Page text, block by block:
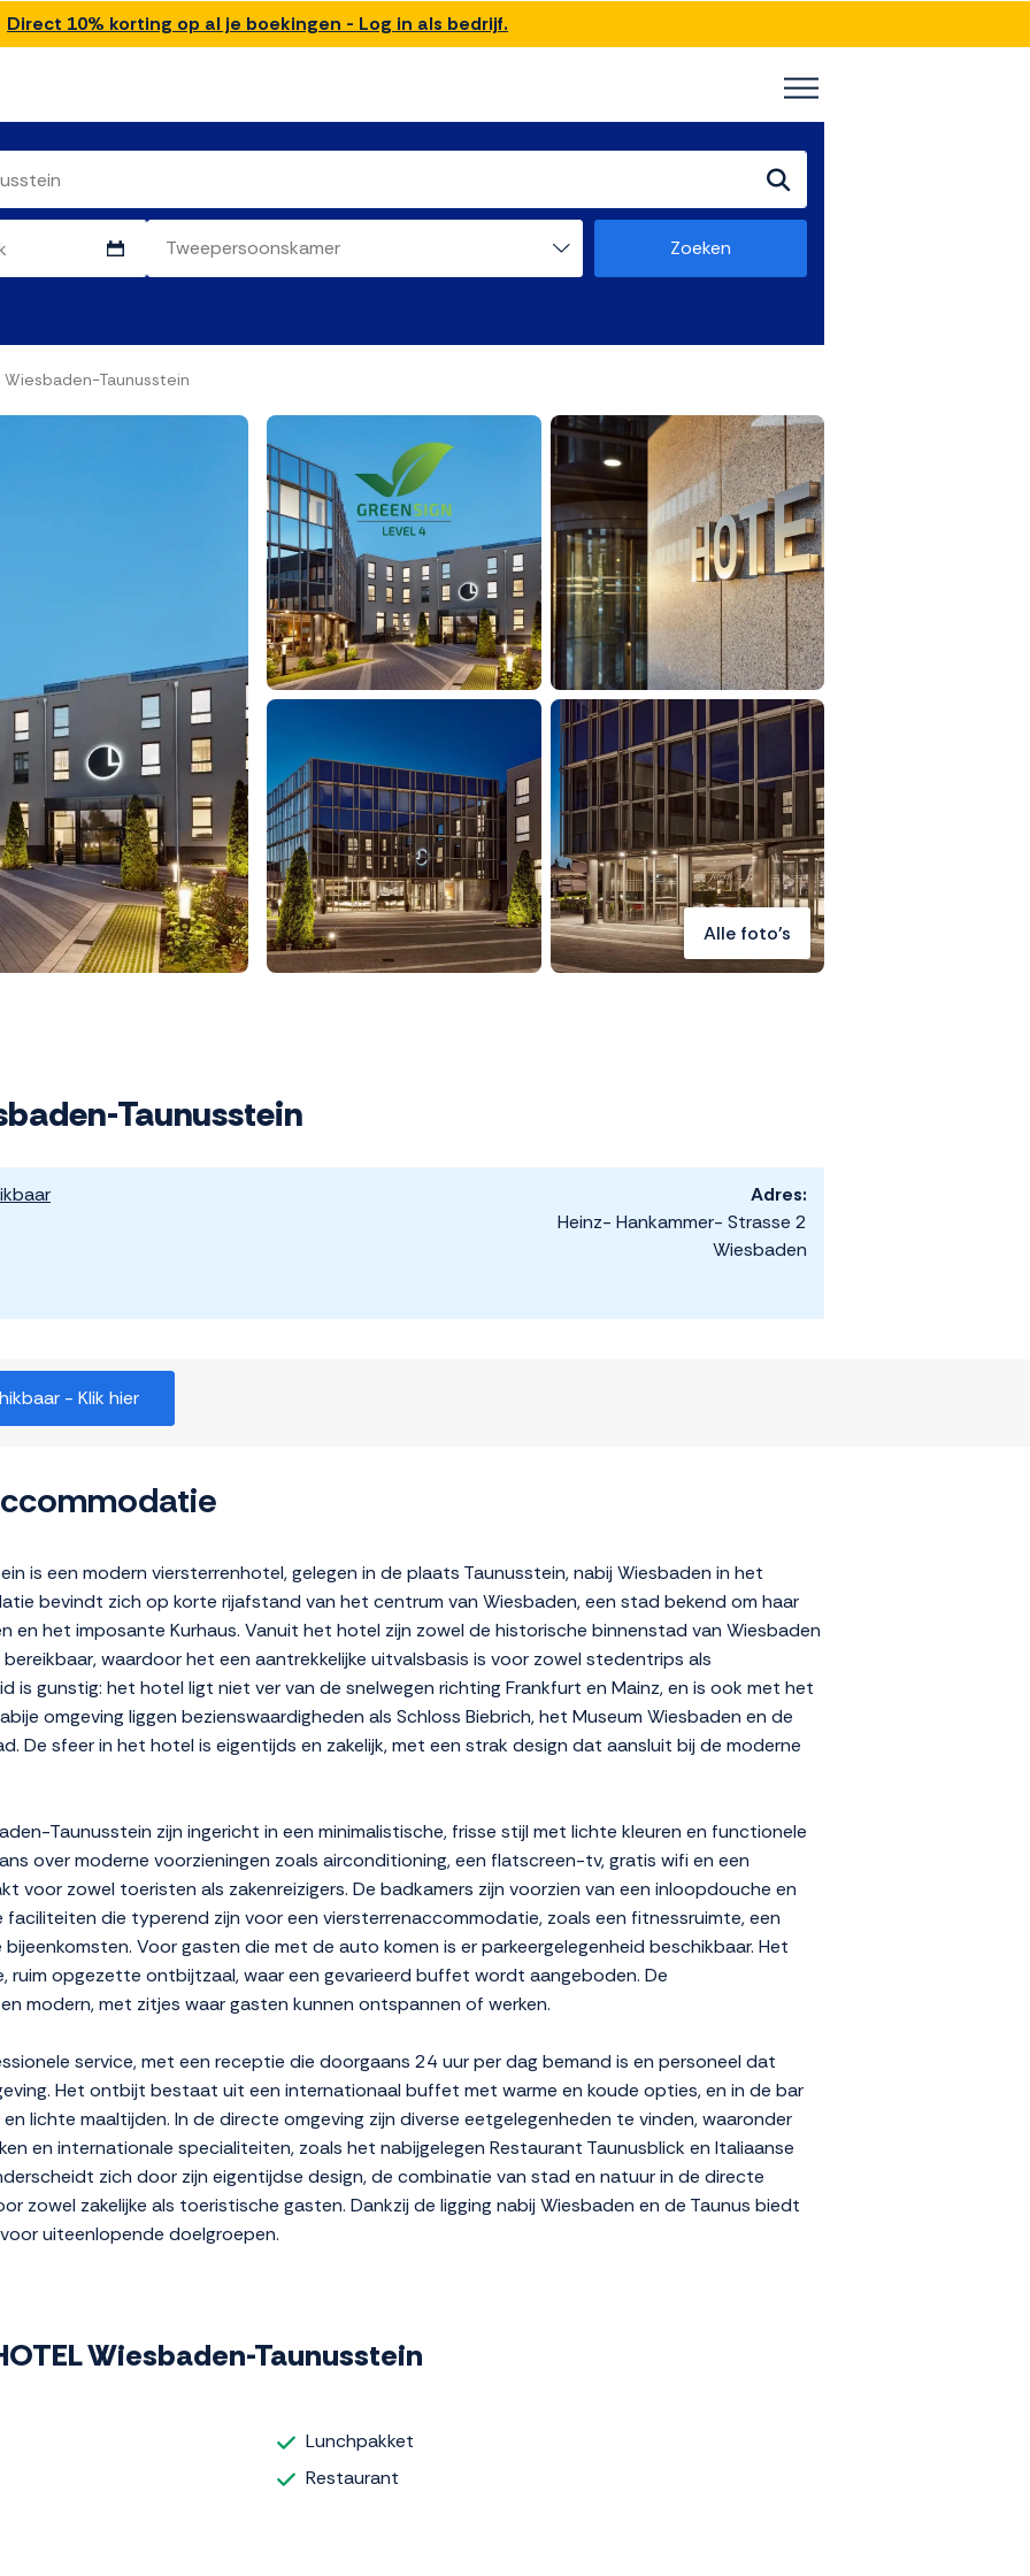
Direct 10% korting op al je boekingen - Log in als bedrijf.
Zoeken
Wiesbaden-Taunusstein
Alle foto's
Taunusstein
Adres:
Heinz- Hankammer- Strasse 2
Wiesbaden
- Klik hier
is een modern viersterrenhotel, gelegen in de plaats Taunusstein, nabij Wiesbaden in het
bevindt zich op korte rijafstand van het centrum van Wiesbaden, een stad bekend om haar
en het imposante Kurhaus. Vanuit het hotel zijn zowel de historische binnenstad van Wiesbaden
waardoor het een aantrekkelijke uitvalsbasis is voor zowel stedentrips als
is gunstig: het hotel ligt niet ver van de snelwegen richting Frankfurt en Mainz, en is ook met het
omgeving liggen bezienswaardigheden als Schloss Biebrich, het Museum Wiesbaden en de
De sfeer in het hotel is eigentijds en zakelijk, met een strak design dat aansluit bij de moderne
Taunusstein zijn ingericht in een minimalistische, frisse stijl met lichte kleuren en functionele
over moderne voorzieningen zoals airconditioning, een flatscreen-tv, gratis wifi en een
voor zowel toeristen als zakenreizigers. De badkamers zijn voorzien van een inloopdouche en
die typerend zijn voor een viersterrenaccommodatie, zoals een fitnessruimte, een
bijeenkomsten. Voor gasten die met de auto komen is er parkeergelegenheid beschikbaar. Het
ruim opgezette ontbijtzaal, waar een gevarieerd buffet wordt aangeboden. De
modern, met zitjes waar gasten kunnen ontspannen of werken.
service, met een receptie die doorgaans 24 uur per dag bemand is en personeel dat
Het ontbijt bestaat uit een internationaal buffet met warme en koude opties, en in de bar
lichte maaltijden. In de directe omgeving zijn diverse eetgelegenheden te vinden, waaronder
en internationale specialiteiten, zoals het nabijgelegen Restaurant Taunusblick en Italiaanse
zich door zijn eigentijdse design, de combinatie van stad en natuur in de directe
zowel zakelijke als toeristische gasten. Dankzij de ligging nabij Wiesbaden en de Taunus biedt
uiteenlopende doelgroepen.
Wiesbaden-Taunusstein
Lunchpakket
Restaurant